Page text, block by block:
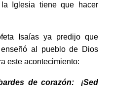
Iglesia tiene que hacer
Isaías ya predijo que
al pueblo de Dios
este acontecimiento:
de corazón: ¡Sed